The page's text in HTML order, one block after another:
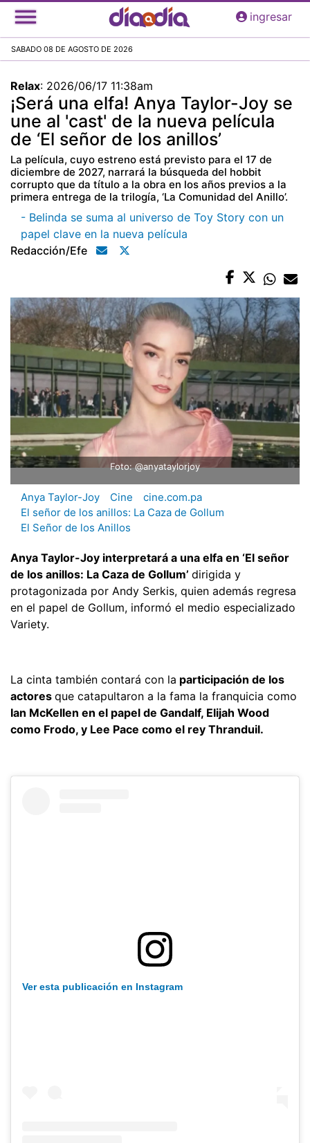
Pasar
al
principal
ingresar
SABADO 08 DE AGOSTO DE 2026
Relax: 2026/06/17 11:38am
¡Será una elfa! Anya Taylor-Joy se
une al 'cast' de la nueva película
de ‘El señor de los anillos’
La película, cuyo estreno está previsto para el 17 de
diciembre de 2027, narrará la búsqueda del hobbit
corrupto que da título a la obra en los años previos a la
primera entrega de la trilogía, ‘La Comunidad del Anillo’.
- Belinda se suma al universo de Toy Story con un
papel clave en la nueva película
Redacción/efe
Foto: @anyataylorjoy
Anya Taylor-Joy Cine
cine.com.pa
El señor de los anillos: La Caza de Gollum
El Señor de los Anillos
Anya Taylor-Joy interpretará a una elfa en ‘El señor
de los anillos: La Caza de Gollum’ dirigida y
protagonizada por Andy Serkis, quien además regresa
en el papel de Gollum, informó el medio especializado
Variety.
La cinta también contará con la participación de los
actores que catapultaron a la fama la franquicia como
Ian McKellen en el papel de Gandalf, Elijah Wood
como Frodo, y Lee Pace como el rey Thranduil.
Ver esta publicación en Instagram